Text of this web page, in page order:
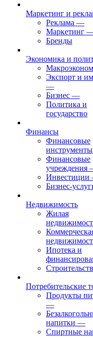
Маркетинг и
Реклама —
Маркетинг
Бренды
Экономика и
Экспорт и
—
Бизнес —
Политика и
государство
Финансы
Финансовые
инструменты
Финансовые
учреждения
Инвестиции
Бизнес-
Недвижимость
Жилая
Ипотека и
Потребительские
Продукты
—
напитки —
Спиртные